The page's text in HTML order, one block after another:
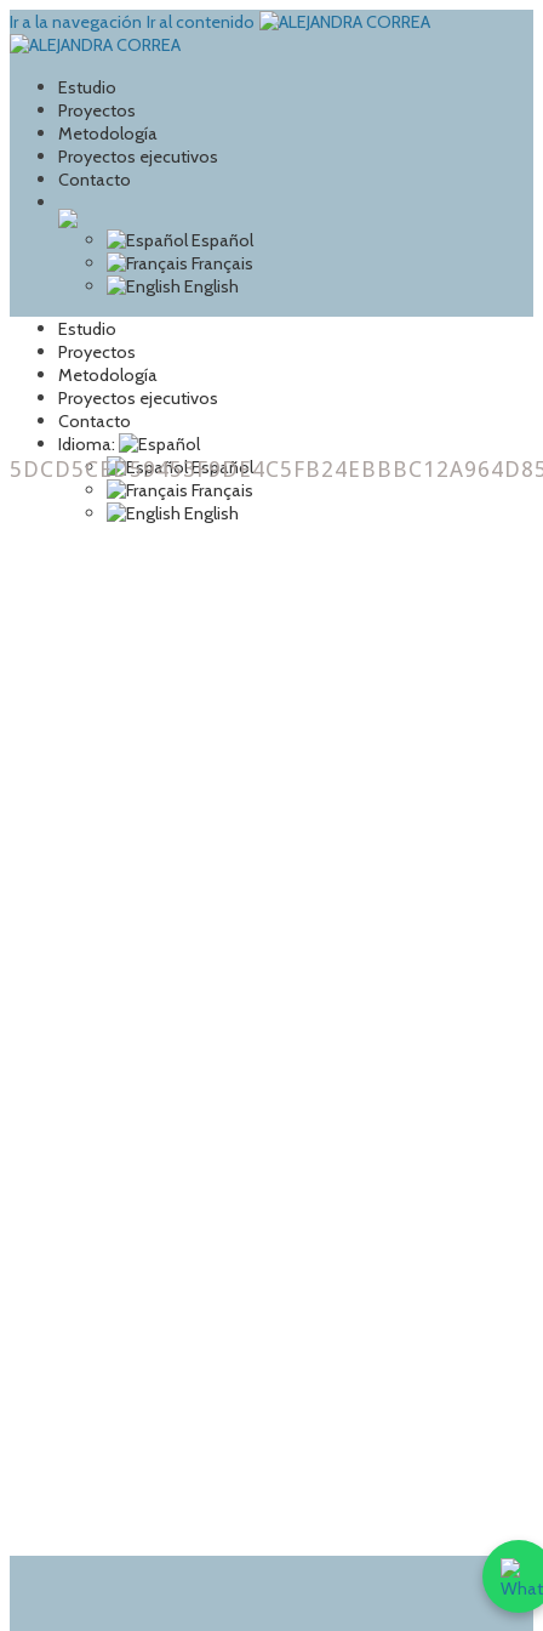
Ir a la navegación Ir al contenido
Estudio
Proyectos
Metodología
Proyectos ejecutivos
Contacto
Español
Français
English
Estudio
Proyectos
Metodología
Proyectos ejecutivos
Contacto
Idioma:
Español
Français
English